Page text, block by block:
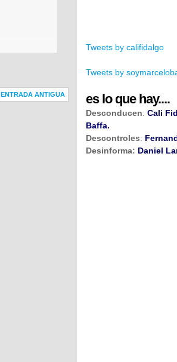
ENTRADA ANTIGUA
Tweets by califidalgo
Tweets by
es lo que hay....
Desconducen: Cali
Baffa.
Descontroles:
Desinforma: Daniel